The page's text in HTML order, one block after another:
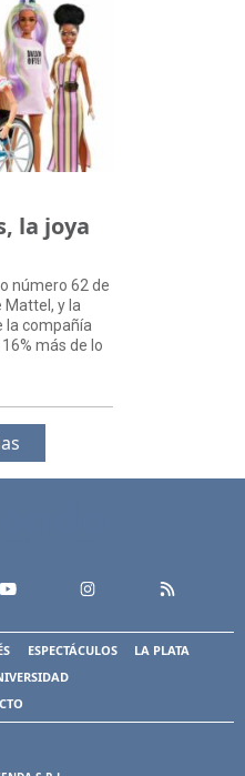
la joya
número 62 de
Mattel, y la
la compañía
más de lo
ESPECTÁCULOS
LA PLATA